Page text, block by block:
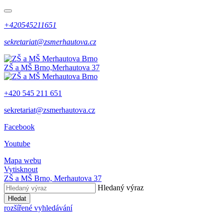
+420545211651
sekretariat@zsmerhautova.cz
ZŠ a MŠ Brno,Merhautova 37
+420 545 211 651
sekretariat@zsmerhautova.cz
Facebook
Youtube
Mapa webu
Vytisknout
ZŠ a MŠ Brno, Merhautova 37
Hledaný výraz
Hledat
rozšířené vyhledávání